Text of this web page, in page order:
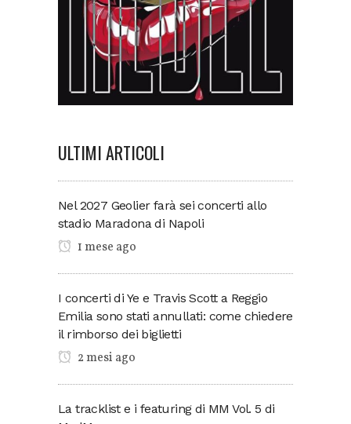
ULTIMI ARTICOLI
Nel 2027 Geolier farà sei concerti allo
stadio Maradona di Napoli
1 mese ago
I concerti di Ye e Travis Scott a Reggio
Emilia sono stati annullati: come chiedere
il rimborso dei biglietti
2 mesi ago
La tracklist e i featuring di MM Vol. 5 di